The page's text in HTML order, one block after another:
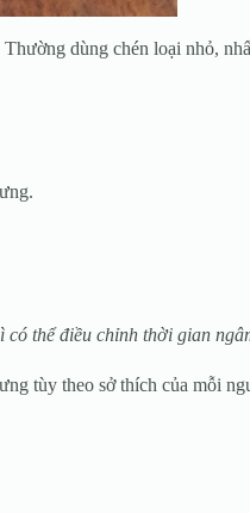
dùng chén loại nhỏ,
thể điều chỉnh thời gian
tùy theo sở thích của mỗi